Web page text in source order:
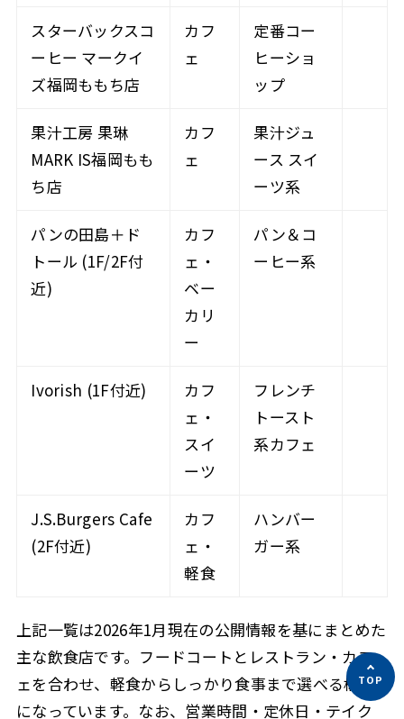
スターバックスコ
ーヒー マークイ
ズ福岡ももち店
カフ
ェ
定番コー
ヒーショ
ップ
果汁工房 果琳
MARK IS福岡もも
ち店
カフ
ェ
果汁ジュ
ース スイ
ーツ系
パンの田島＋ド
トール (1F/2F付
近)
カフ
ェ・
ベー
カリ
ー
パン＆コ
ーヒー系
Ivorish (1F付近)
カフ
ェ・
スイ
ーツ
フレンチ
トースト
系カフェ
J.S.Burgers Cafe
(2F付近)
カフ
ェ・
軽食
ハンバー
ガー系
上記一覧は2026年1月現在の公開情報を基にまとめた
主な飲食店です。フードコートとレストラン・カフ
ェを合わせ、軽食からしっかり食事まで選べる構成
になっています。なお、営業時間・定休日・テイク